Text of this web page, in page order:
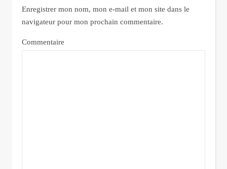
Enregistrer mon nom, mon e-mail et mon site dans le
navigateur pour mon prochain commentaire.
Commentaire